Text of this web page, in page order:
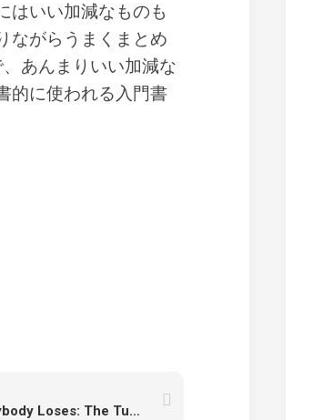
はいい加減なものも
ながらうまくまとめ
あんまりいい加減な
的に使われる入門書
Danny Funt著「Everybody Loses: The Tumultuous Rise of American Sports Gambling」